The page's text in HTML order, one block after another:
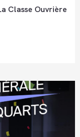
Classe Ouvrière